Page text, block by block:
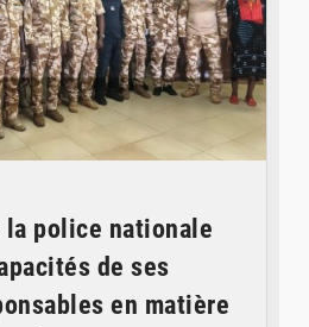
la police nationale
de ses
en matière